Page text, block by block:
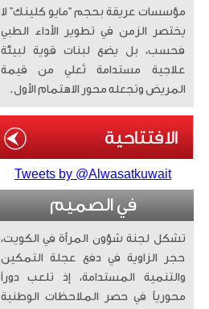
مؤسسات عريقة بحجم “مايو كلينك” لا
يختصر الزمن في تطوير الأداء الطبي
فحسب، بل يضع لبنات قوية لبيئة
علاجية مستدامة تُعلي من قيمة
المريض وتجعله محور الاهتمام الأول.
Tweets by @Alwasatkuwait
في الصميم
تشكل لجنة شؤون المرأة في الكويت،
حجر الزاوية في دفع عجلة التمكين
والتنمية المستدامة، إذ تلعب دوراً
محورياً في حصر الملاحظات الوطنية